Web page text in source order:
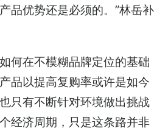
品优势还是必须的。”林岳补
何在不模糊品牌定位的基础
品以提高复购率或许是如今
只有不断针对环境做出挑战
经济周期，只是这条路并非